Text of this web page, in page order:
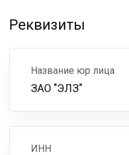
Реквизиты
Название юр лица
ЗАО "ЭЛЗ"
ИНН